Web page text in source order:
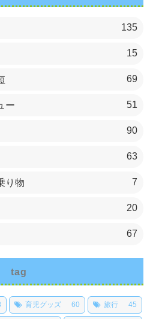
135
15
69
ー 51
90
63
り物 7
20
67
tag
育児グッズ 60 旅行 45